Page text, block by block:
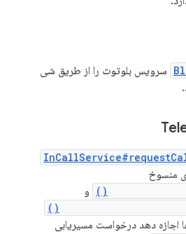
سرویس بلوتوث را از طریق شی
و
اجازه دهد درخواست مسیریابی